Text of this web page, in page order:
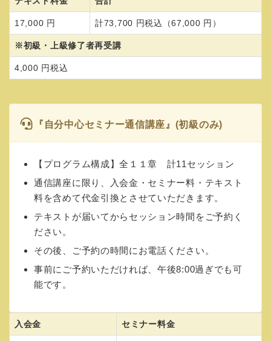
17,000 円 計73,700 円税込（67,000 円）
※初級・上級修了者再受講
4,000 円税込
『自分中心セミナー通信講座』(初級のみ)
【プログラム構成】全１１章 計11セッション
通信講座に限り、入会金・セミナー料・テキスト
料を含めて代金引換とさせていただきます。
テキストが届いてからセッション時間をご予約く
ださい。
その後、ご予約の時間にお電話ください。
事前にご予約いただければ、午後8:00過ぎでも可
能です。
入会金 セミナー料金